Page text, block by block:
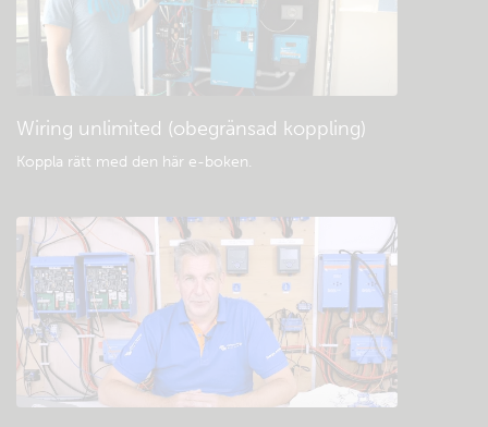
Allmänna nedladdningar och dokument
Wiring unlimited (obegränsad koppling)
Koppla rätt med den här e-boken.